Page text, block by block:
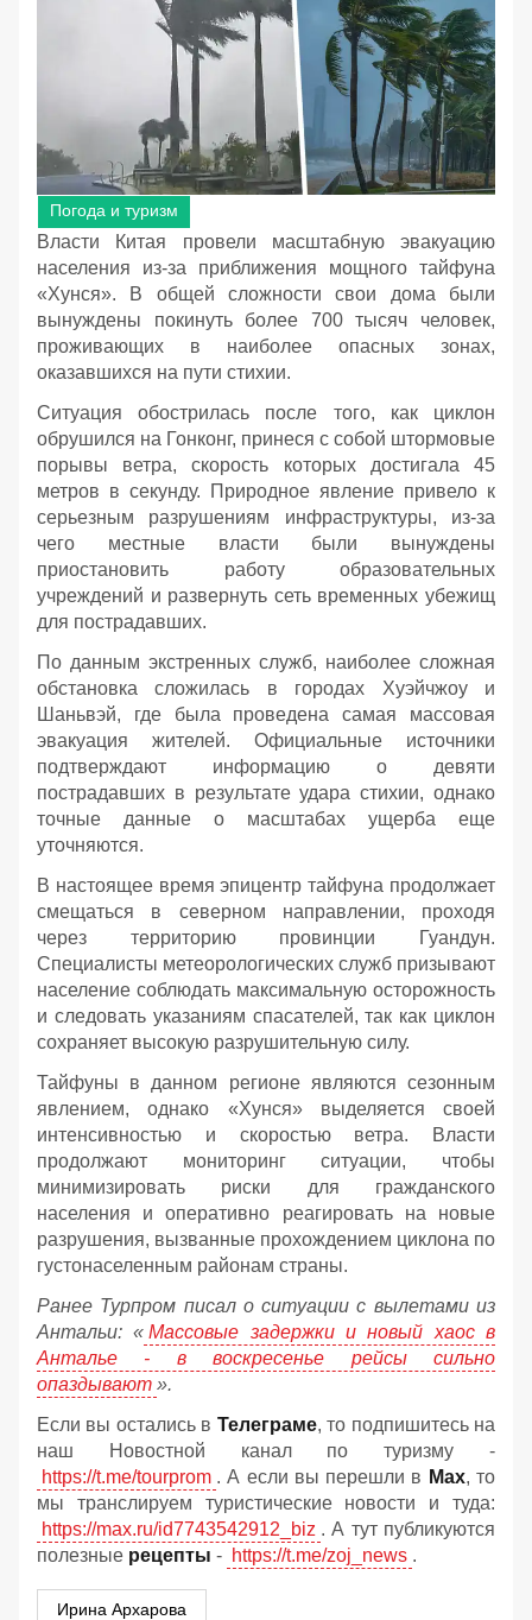
Погода и туризм
Власти Китая провели масштабную эвакуацию
населения из-за приближения мощного тайфуна
«Хунся». В общей сложности свои дома были
вынуждены покинуть более 700 тысяч человек,
проживающих в наиболее опасных зонах,
оказавшихся на пути стихии.
Ситуация обострилась после того, как циклон
обрушился на Гонконг, принеся с собой штормовые
порывы ветра, скорость которых достигала 45
метров в секунду. Природное явление привело к
серьезным разрушениям инфраструктуры, из-за
чего местные власти были вынуждены
приостановить работу образовательных
учреждений и развернуть сеть временных убежищ
для пострадавших.
По данным экстренных служб, наиболее сложная
обстановка сложилась в городах Хуэйчжоу и
Шаньвэй, где была проведена самая массовая
эвакуация жителей. Официальные источники
подтверждают информацию о девяти
пострадавших в результате удара стихии, однако
точные данные о масштабах ущерба еще
уточняются.
В настоящее время эпицентр тайфуна продолжает
смещаться в северном направлении, проходя
через территорию провинции Гуандун.
Специалисты метеорологических служб призывают
население соблюдать максимальную осторожность
и следовать указаниям спасателей, так как циклон
сохраняет высокую разрушительную силу.
Тайфуны в данном регионе являются сезонным
явлением, однако «Хунся» выделяется своей
интенсивностью и скоростью ветра. Власти
продолжают мониторинг ситуации, чтобы
минимизировать риски для гражданского
населения и оперативно реагировать на новые
разрушения, вызванные прохождением циклона по
густонаселенным районам страны.
Ранее Турпром писал о ситуации с вылетами из
Антальи:« Массовые задержки и новый хаос в
Анталье - в воскресенье рейсы сильно
опаздывают ».
Если вы остались в Телеграме, то подпишитесь на
наш Новостной канал по туризму -
https://t.me/tourprom . А если вы перешли в Мах, то
мы транслируем туристические новости и туда:
https://max.ru/id7743542912_biz . А тут публикуются
полезные рецепты - https://t.me/zoj_news .
Ирина Архарова